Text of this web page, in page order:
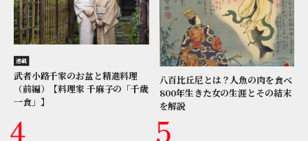
連載
武者小路千家のお盆と精進料理
（前編）【料理家 千麻子の「千歳
一食」】
八百比丘尼とは？人魚の肉を食べ
800年生きた女の生涯とその結末
を解説